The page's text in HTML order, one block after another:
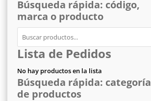
Búsqueda rápida: código,
marca o producto
Lista de Pedidos
No hay productos en la lista
Búsqueda rápida: categoría
de productos